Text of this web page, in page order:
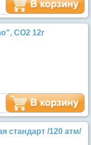
CO2 12г
стандарт /120 атм/